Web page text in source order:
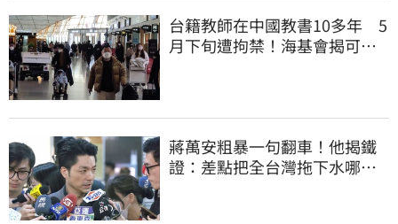
台籍教師在中國教書10多年 5
月下旬遭拘禁！海基會揭可能
蔣萬安粗暴一句翻車！他揭鐵
證：差點把全台灣拖下水哪時